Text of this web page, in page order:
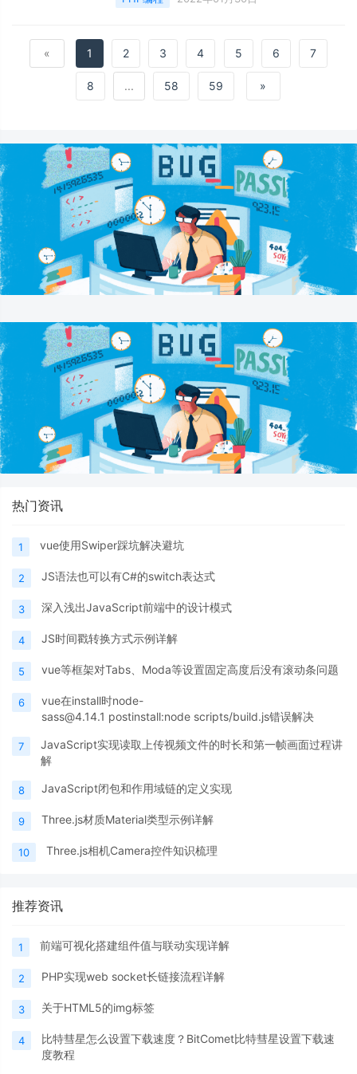
吧
« 1 2 3 4 5 6 7
8 ... 58 59 »
热门资讯
1 vue使用Swiper踩坑解决避坑
2 JS语法也可以有C#的switch表达式
3 深入浅出JavaScript前端中的设计模式
4 JS时间戳转换方式示例详解
5 vue等框架对Tabs、Moda等设置固定高度后没有滚动条问题
6
vue在install时node-
sass@4.14.1 postinstall:node scripts/build.js错误解决
7
JavaScript实现读取上传视频文件的时长和第一帧画面过程讲
解
8 JavaScript闭包和作用域链的定义实现
9 Three.js材质Material类型示例详解
10 Three.js相机Camera控件知识梳理
推荐资讯
1 前端可视化搭建组件值与联动实现详解
2 PHP实现web socket长链接流程详解
3 关于HTML5的img标签
4
比特彗星怎么设置下载速度？BitComet比特彗星设置下载速
度教程